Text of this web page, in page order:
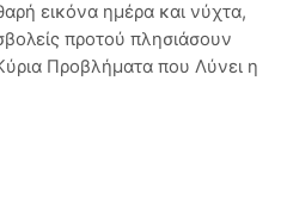
εικόνα ημέρα και νύχτα,
προτού πλησιάσουν
Προβλήματα που Λύνει η